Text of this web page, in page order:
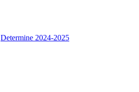
Determine 2024-2025